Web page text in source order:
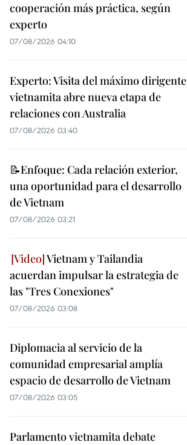
cooperación más práctica, según
experto
07/08/2026 04:10
Experto: Visita del máximo dirigente
vietnamita abre nueva etapa de
relaciones con Australia
07/08/2026 03:40
📝Enfoque: Cada relación exterior,
una oportunidad para el desarrollo
de Vietnam
07/08/2026 03:21
Vietnam y Tailandia
acuerdan impulsar la estrategia de
las "Tres Conexiones"
07/08/2026 03:08
Diplomacia al servicio de la
comunidad empresarial amplía
espacio de desarrollo de Vietnam
07/08/2026 03:05
Parlamento vietnamita debate